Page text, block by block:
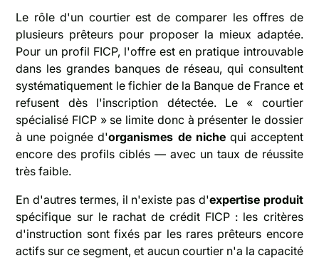
Le rôle d'un courtier est de comparer les offres de
plusieurs prêteurs pour proposer la mieux adaptée.
Pour un profil FICP, l'offre est en pratique introuvable
dans les grandes banques de réseau, qui consultent
systématiquement le fichier de la Banque de France et
refusent dès l'inscription détectée. Le « courtier
spécialisé FICP » se limite donc à présenter le dossier
à une poignée d'organismes de nichequi acceptent
encore des profils ciblés — avec un taux de réussite
très faible.
En d'autres termes, il n'existe pas d'expertise produit
spécifique sur le rachat de crédit FICP : les critères
d'instruction sont fixés par les rares prêteurs encore
actifs sur ce segment, et aucun courtier n'a la capacité